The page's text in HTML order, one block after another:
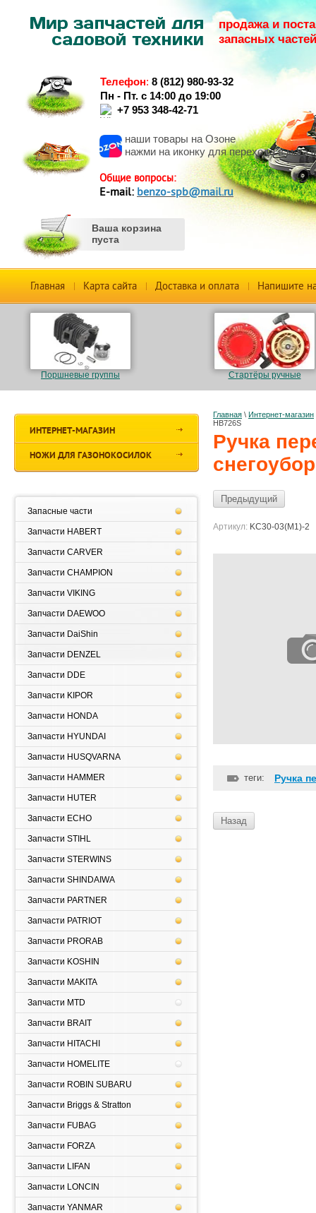
продажа и
запасных частей
Телефон: 8 (812) 980-93-32
Пн - Пт. с 14:00 до 19:00
+7 953 348-42-71
наши товары на Озоне
нажми на иконку для перехода в
Общие вопросы:
Е-mail: benzo-spb@mail.ru
Ваша корзина
пуста
Главная Карта сайта Доставка и оплата Напишите
Поршневые группы Стартёры ручные
Главная \ Интернет-магазин
HB726S
Ручка
Предыдущий
Артикул: KC30-03(M1)-2
теги: Ручка
Назад
ИНТЕРНЕТ-МАГАЗИН
НОЖИ ДЛЯ ГАЗОНОКОСИЛОК
Запасные части
Запчасти HABERT
Запчасти CARVER
Запчасти CHAMPION
Запчасти VIKING
Запчасти DAEWOO
Запчасти DaiShin
Запчасти DENZEL
Запчасти DDE
Запчасти KIPOR
Запчасти HONDA
Запчасти HYUNDAI
Запчасти HUSQVARNA
Запчасти HAMMER
Запчасти HUTER
Запчасти ECHO
Запчасти STIHL
Запчасти STERWINS
Запчасти SHINDAIWA
Запчасти PARTNER
Запчасти PATRIOT
Запчасти PRORAB
Запчасти KOSHIN
Запчасти MAKITA
Запчасти MTD
Запчасти BRAIT
Запчасти HITACHI
Запчасти HOMELITE
Запчасти ROBIN SUBARU
Запчасти Briggs & Stratton
Запчасти FUBAG
Запчасти FORZA
Запчасти LIFAN
Запчасти LONCIN
Запчасти YANMAR